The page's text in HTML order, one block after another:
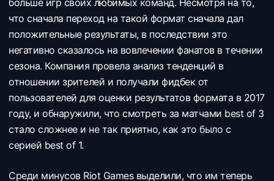
больше игр своих любимых команд. Несмотря на то,
что сначала переход на такой формат сначала дал
положительные результаты, в последствии это
негативно сказалось на вовлечении фанатов в течении
сезона. Компания провела анализ тенденций в
отношении зрителей и получали фидбек от
пользователей для оценки результатов формата в 2017
году, и обнаружили, что смотреть за матчами best of 3
стало сложнее и не так приятно, как это было с
серией best of 1.
Среди минусов Riot Games выделили, что им теперь